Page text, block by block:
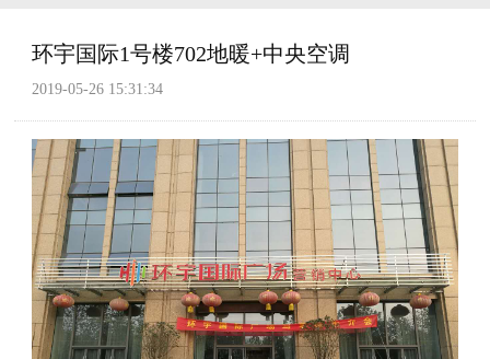
环宇国际1号楼702地暖+中央空调
2019-05-26 15:31:34